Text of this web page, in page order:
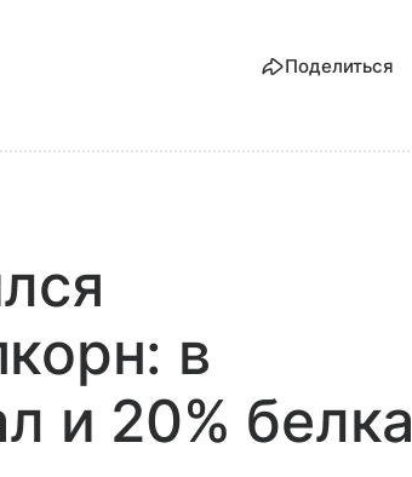
Поделиться
в
и 20% белка